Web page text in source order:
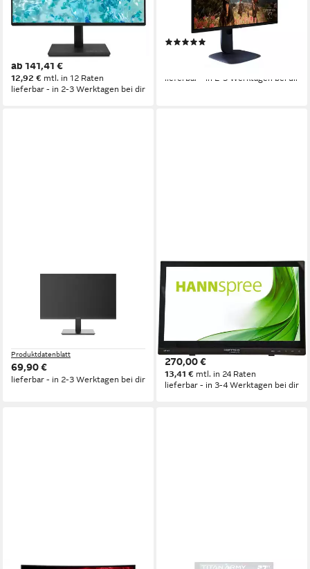
1920 x 1080 px, Full HD Auflösung
4 ms Reaktionszeit
Produktdatenblatt
ab 141,41 €
12,92 € mtl. in 12 Raten
lieferbar - in 2-3 Werktagen bei dir
0.03 ms Reaktionszeit
Produktdatenblatt
ab 690,50 €
mtl. in 48 Raten
lieferbar - in 2-3 Werktagen bei dir
KOORUI
Reaktionszeit
Bildwiederholfrequenz
Produktdatenblatt
69,90 €
lieferbar - in 2-3 Werktagen bei dir
HT 161 HNB LED-Monitor
39,62 cm/ 15,6 Zoll
Diagonale
1366 x 768 px, HD-ready Auflösung
Reaktionszeit
Produktdatenblatt
270,00 €
13,41 € mtl. in 24 Raten
lieferbar - in 3-4 Werktagen bei dir